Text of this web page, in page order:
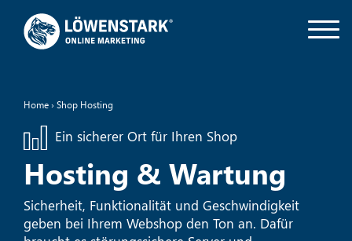
Home› Shop Hosting
Ein sicherer Ort für Ihren Shop
Hosting & Wartung
Sicherheit, Funktionalität und Geschwindigkeit
geben bei Ihrem Webshop den Ton an. Dafür